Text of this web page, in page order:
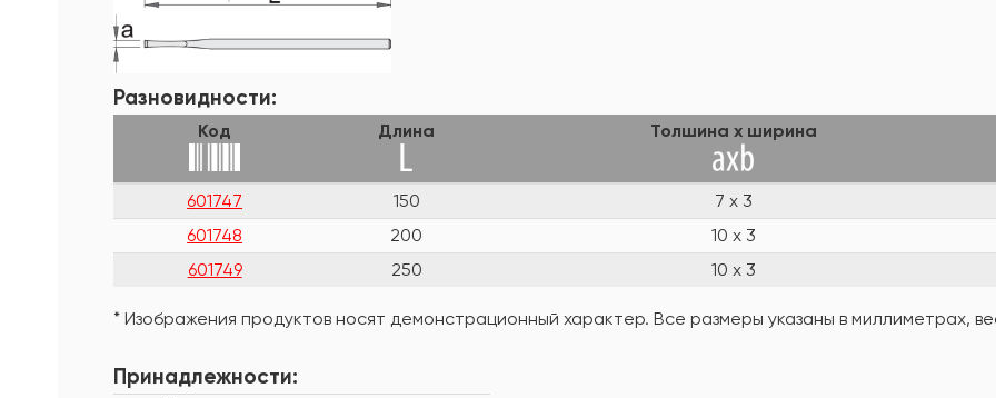
Разновидности:
Код Длина Толшина x ширина
601747 150 7 x 3
601748
200 10 x 3
601749
250 10 x 3
* Изображения продуктов носят демонстрационный характер. Все размеры указаны в миллиметрах,
Принадлежности: